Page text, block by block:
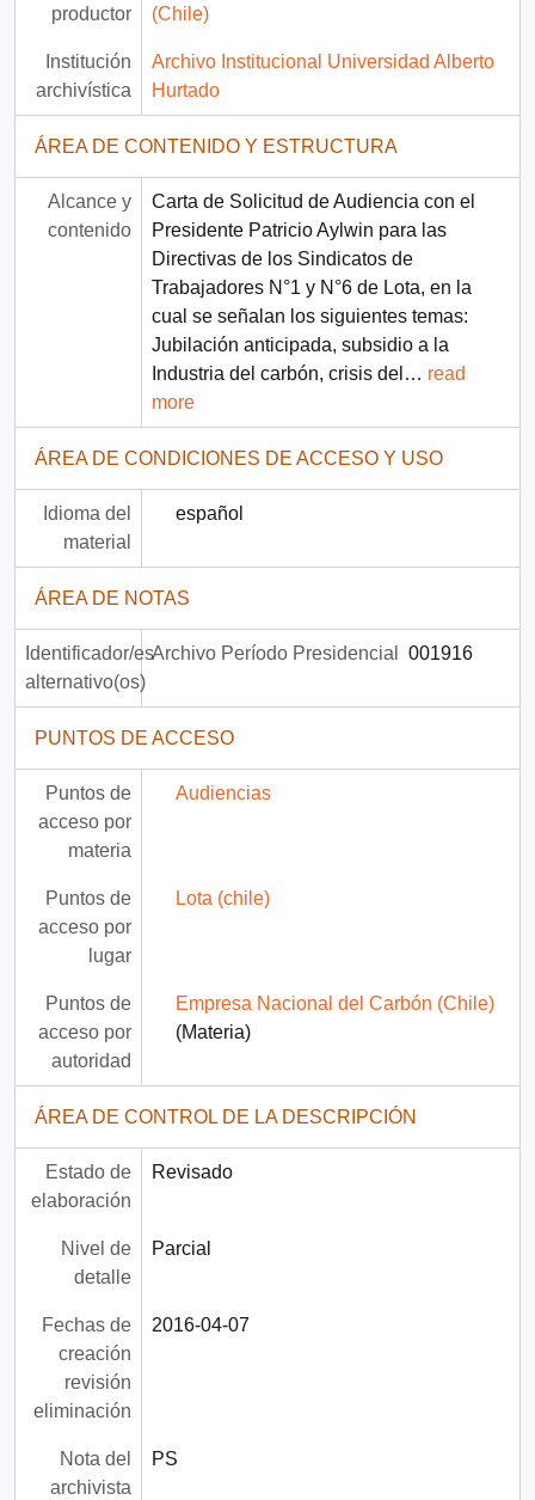
productor (Chile)
Institución
archivística
Archivo Institucional Universidad Alberto
Hurtado
ÁREA DE CONTENIDO Y ESTRUCTURA
Alcance y
contenido
Carta de Solicitud de Audiencia con el
Presidente Patricio Aylwin para las
Directivas de los Sindicatos de
Trabajadores N°1 y N°6 de Lota, en la
cual se señalan los siguientes temas:
Jubilación anticipada, subsidio a la
Industria del carbón, crisis del … read
more
ÁREA DE CONDICIONES DE ACCESO Y USO
Idioma del
material
español
ÁREA DE NOTAS
Identificador/es
alternativo(os)
Archivo Período Presidencial 001916
PUNTOS DE ACCESO
Puntos de
acceso por
materia
Audiencias
Puntos de
acceso por
lugar
Lota (chile)
Puntos de
acceso por
autoridad
Empresa Nacional del Carbón (Chile)
(Materia)
ÁREA DE CONTROL DE LA DESCRIPCIÓN
Estado de
elaboración
Revisado
Nivel de
detalle
Parcial
Fechas de
creación
revisión
eliminación
2016-04-07
Nota del
archivista
PS